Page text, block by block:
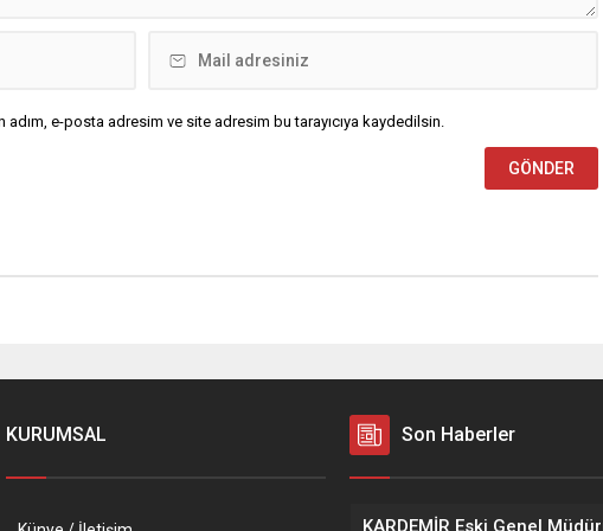
adım, e-posta adresim ve site adresim bu tarayıcıya kaydedilsin.
KURUMSAL Son Haberler